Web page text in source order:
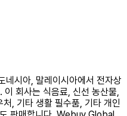
시아, 말레이시아에서 전자상
회사는 식음료, 신선 농산물,
, 기타 생활 필수품, 기타 개인